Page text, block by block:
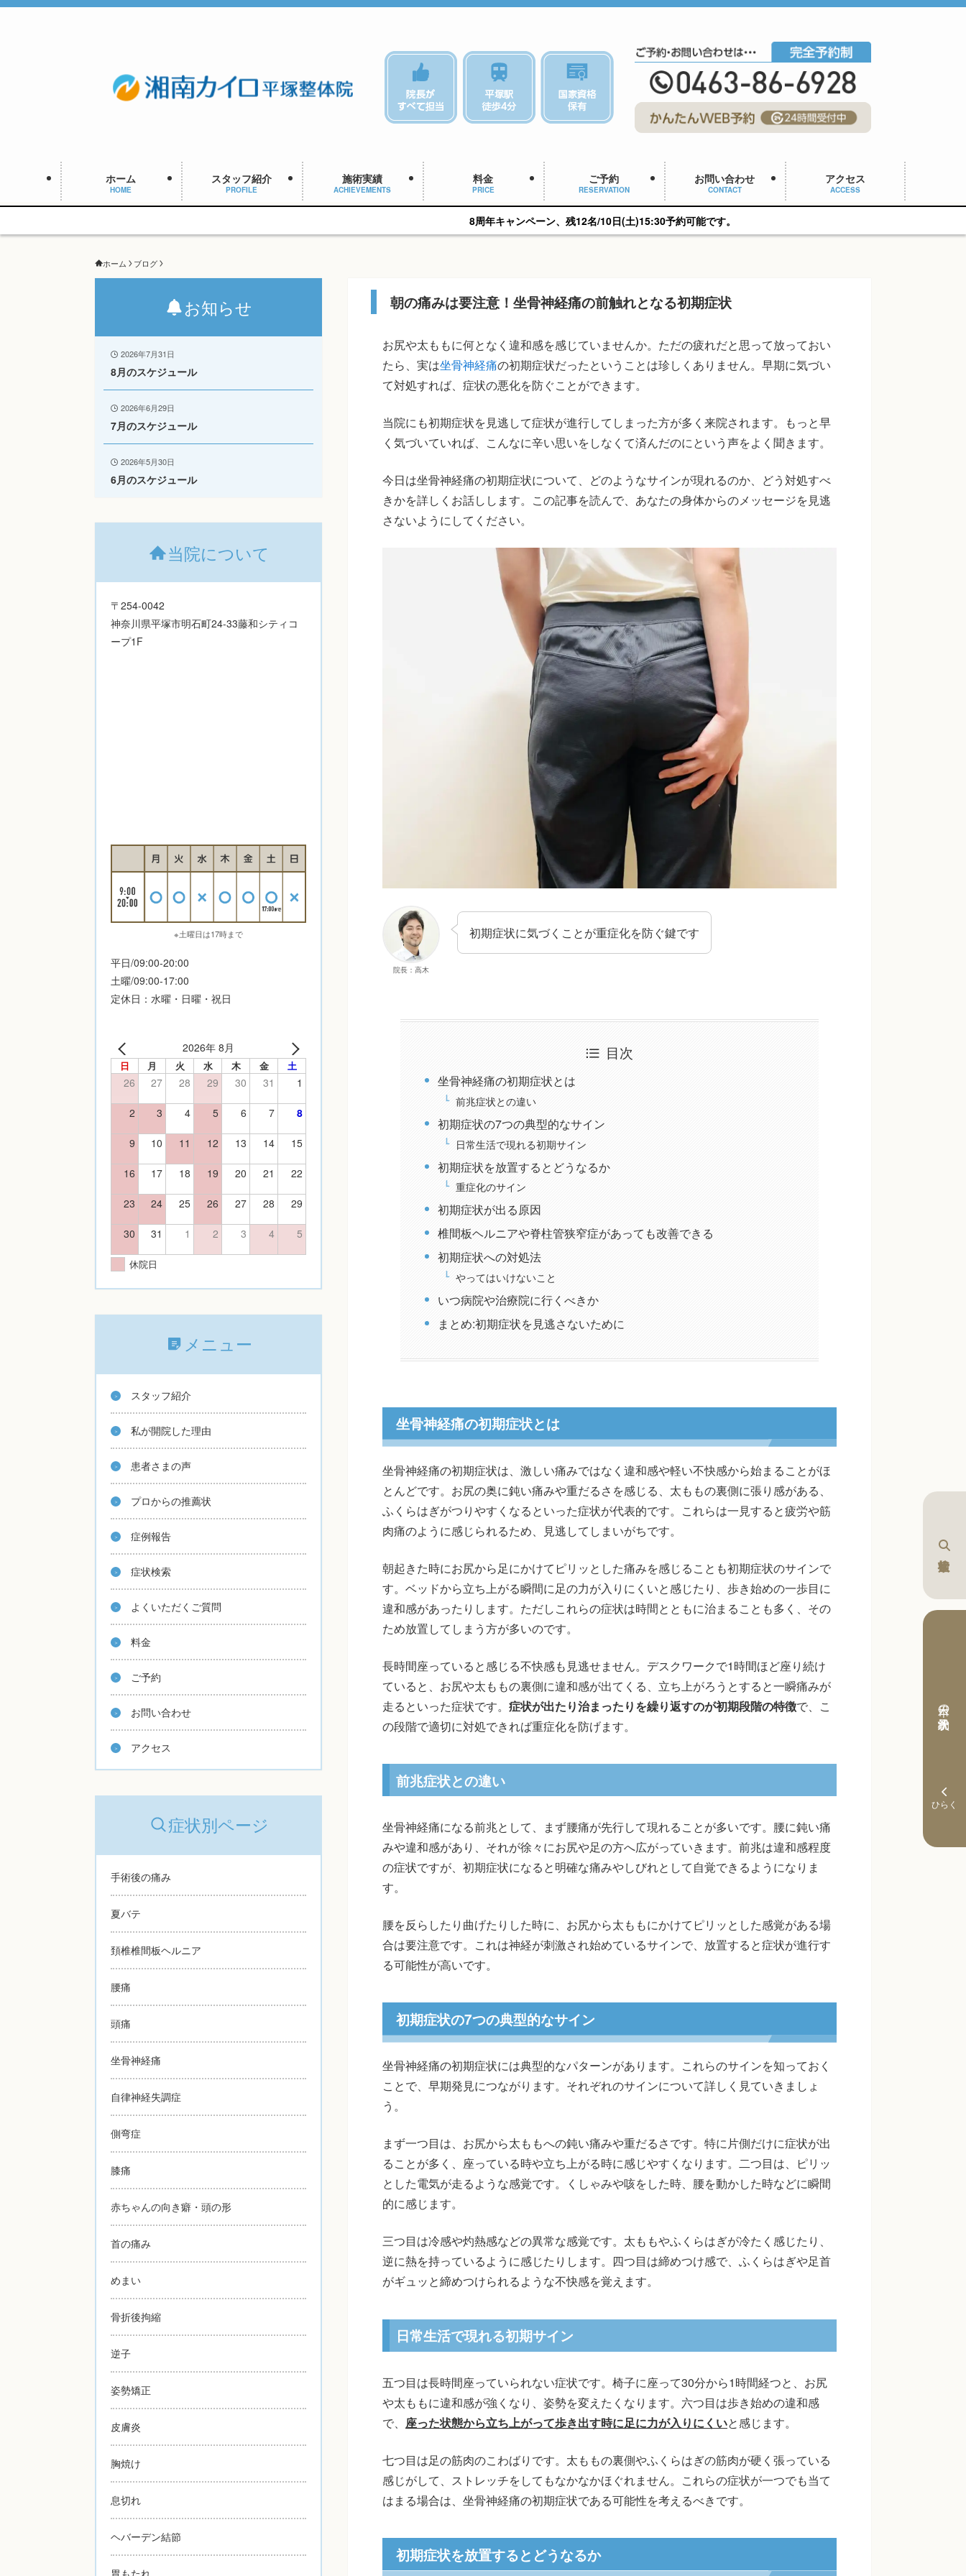
ホーム
HOME
スタッフ紹介
PROFILE
施術実績
ACHIEVEMENTS
料金
PRICE
ご予約
RESERVATION
お問い合わせ
CONTACT
アクセス
ACCESS
8周年キャンペーン、残12名/10日(土)15:30予約可能です。
ホーム ブログ
朝の痛みは要注意！坐骨神経痛の前触れとなる初期症状
本日の予約状況
お尻や太ももに何となく違和感を感じていませんか。ただの疲れだと思って放っておい
たら、実は坐骨神経痛の初期症状だったということは珍しくありません。早期に気づい
て対処すれば、症状の悪化を防ぐことができます。
当院にも初期症状を見逃して症状が進行してしまった方が多く来院されます。もっと早
く気づいていれば、こんなに辛い思いをしなくて済んだのにという声をよく聞きます。
今日は坐骨神経痛の初期症状について、どのようなサインが現れるのか、どう対処すべ
きかを詳しくお話しします。この記事を読んで、あなたの身体からのメッセージを見逃
さないようにしてください。
院長：高木
初期症状に気づくことが重症化を防ぐ鍵です
目次
坐骨神経痛の初期症状とは
前兆症状との違い
初期症状の7つの典型的なサイン
日常生活で現れる初期サイン
初期症状を放置するとどうなるか
重症化のサイン
初期症状が出る原因
椎間板ヘルニアや脊柱管狭窄症があっても改善できる
初期症状への対処法
やってはいけないこと
いつ病院や治療院に行くべきか
まとめ:初期症状を見逃さないために
坐骨神経痛の初期症状とは
坐骨神経痛の初期症状は、激しい痛みではなく違和感や軽い不快感から始まることがほ
とんどです。お尻の奥に鈍い痛みや重だるさを感じる、太ももの裏側に張り感がある、
ふくらはぎがつりやすくなるといった症状が代表的です。これらは一見すると疲労や筋
肉痛のように感じられるため、見逃してしまいがちです。
朝起きた時にお尻から足にかけてピリッとした痛みを感じることも初期症状のサインで
す。ベッドから立ち上がる瞬間に足の力が入りにくいと感じたり、歩き始めの一歩目に
違和感があったりします。ただしこれらの症状は時間とともに治まることも多く、その
ため放置してしまう方が多いのです。
長時間座っていると感じる不快感も見逃せません。デスクワークで1時間ほど座り続け
ていると、お尻や太ももの裏側に違和感が出てくる、立ち上がろうとすると一瞬痛みが
走るといった症状です。 症状が出たり治まったりを繰り返すのが初期段階の特徴で、こ
の段階で適切に対処できれば重症化を防げます。
前兆症状との違い
坐骨神経痛になる前兆として、まず腰痛が先行して現れることが多いです。腰に鈍い痛
みや違和感があり、それが徐々にお尻や足の方へ広がっていきます。前兆は違和感程度
の症状ですが、初期症状になると明確な痛みやしびれとして自覚できるようになりま
す。
腰を反らしたり曲げたりした時に、お尻から太ももにかけてピリッとした感覚がある場
合は要注意です。これは神経が刺激され始めているサインで、放置すると症状が進行す
る可能性が高いです。
初期症状の7つの典型的なサイン
坐骨神経痛の初期症状には典型的なパターンがあります。これらのサインを知っておく
ことで、早期発見につながります。それぞれのサインについて詳しく見ていきましょ
う。
まず一つ目は、お尻から太ももへの鈍い痛みや重だるさです。特に片側だけに症状が出
ることが多く、座っている時や立ち上がる時に感じやすくなります。二つ目は、ピリッ
とした電気が走るような感覚です。くしゃみや咳をした時、腰を動かした時などに瞬間
的に感じます。
三つ目は冷感や灼熱感などの異常な感覚です。太ももやふくらはぎが冷たく感じたり、
逆に熱を持っているように感じたりします。四つ目は締めつけ感で、ふくらはぎや足首
がギュッと締めつけられるような不快感を覚えます。
日常生活で現れる初期サイン
五つ目は長時間座っていられない症状です。椅子に座って30分から1時間経つと、お尻
や太ももに違和感が強くなり、姿勢を変えたくなります。六つ目は歩き始めの違和感
で、 座った状態から立ち上がって歩き出す時に足に力が入りにくいと感じます。
七つ目は足の筋肉のこわばりです。太ももの裏側やふくらはぎの筋肉が硬く張っている
感じがして、ストレッチをしてもなかなかほぐれません。これらの症状が一つでも当て
はまる場合は、坐骨神経痛の初期症状である可能性を考えるべきです。
初期症状を放置するとどうなるか
お知らせ
2026年7月31日
8月のスケジュール
2026年6月29日
7月のスケジュール
2026年5月30日
6月のスケジュール
当院について
〒254-0042
神奈川県平塚市明石町24-33藤和シティコ
ープ1F
※土曜日は17時まで
平日/09:00-20:00
土曜/09:00-17:00
定休日：水曜・日曜・祝日
2026年 8月
日 月 火 水 木 金 土
26 27 28 29 30 31 1
2 3 4 5 6 7 8
9 10 11 12 13 14 15
16 17 18 19 20 21 22
23 24 25 26 27 28 29
30 31 1 2 3 4 5
休院日
メニュー
スタッフ紹介
私が開院した理由
患者さまの声
プロからの推薦状
症例報告
症状検索
よくいただくご質問
料金
ご予約
お問い合わせ
アクセス
症状別ページ
手術後の痛み
夏バテ
頚椎椎間板ヘルニア
腰痛
頭痛
坐骨神経痛
自律神経失調症
側弯症
膝痛
赤ちゃんの向き癖・頭の形
首の痛み
めまい
骨折後拘縮
逆子
姿勢矯正
皮膚炎
胸焼け
息切れ
ヘバーデン結節